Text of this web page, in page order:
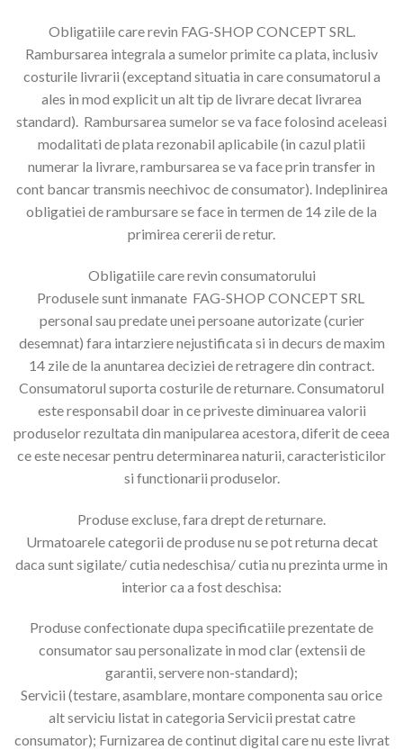
Obligatiile care revin FAG-SHOP CONCEPT SRL.
Rambursarea integrala a sumelor primite ca plata, inclusiv
costurile livrarii (exceptand situatia in care consumatorul a
ales in mod explicit un alt tip de livrare decat livrarea
standard). Rambursarea sumelor se va face folosind aceleasi
modalitati de plata rezonabil aplicabile (in cazul platii
numerar la livrare, rambursarea se va face prin transfer in
cont bancar transmis neechivoc de consumator). Indeplinirea
obligatiei de rambursare se face in termen de 14 zile de la
primirea cererii de retur.
Obligatiile care revin consumatorului
Produsele sunt inmanate FAG-SHOP CONCEPT SRL
personal sau predate unei persoane autorizate (curier
desemnat) fara intarziere nejustificata si in decurs de maxim
14 zile de la anuntarea deciziei de retragere din contract.
Consumatorul suporta costurile de returnare. Consumatorul
este responsabil doar in ce priveste diminuarea valorii
produselor rezultata din manipularea acestora, diferit de ceea
ce este necesar pentru determinarea naturii, caracteristicilor
si functionarii produselor.
Produse excluse, fara drept de returnare.
Urmatoarele categorii de produse nu se pot returna decat
daca sunt sigilate/ cutia nedeschisa/ cutia nu prezinta urme in
interior ca a fost deschisa:
Produse confectionate dupa specificatiile prezentate de
consumator sau personalizate in mod clar (extensii de
garantii, servere non-standard);
Servicii (testare, asamblare, montare componenta sau orice
alt serviciu listat in categoria Servicii prestat catre
consumator); Furnizarea de continut digital care nu este livrat